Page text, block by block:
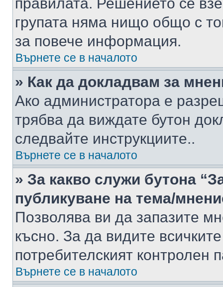
групата няма нищо общо с
за повече информация.
Върнете се в началото
» Как да докладвам за
Ако администратора е
трябва да виждате бутон
следвайте инструкциите..
Върнете се в началото
» За какво служи бутона
публикуване на тема/
Позволява ви да запазите
късно. За да видите
потребителският контролен
Върнете се в началото